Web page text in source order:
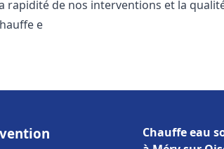
de nos interventions et la
e
Chauffe eau